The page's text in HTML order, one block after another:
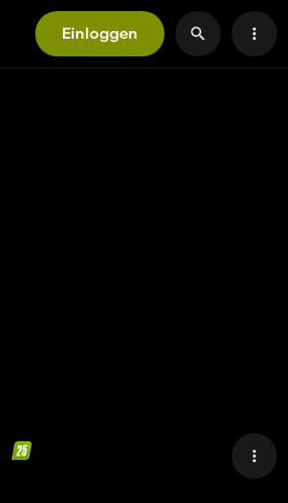
Einloggen